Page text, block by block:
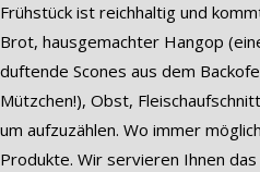
Frühstück ist reichhaltig und
Brot, hausgemachter Hangop
duftende Scones aus dem
Mützchen!), Obst,
um aufzuzählen. Wo immer
Produkte. Wir servieren Ihnen